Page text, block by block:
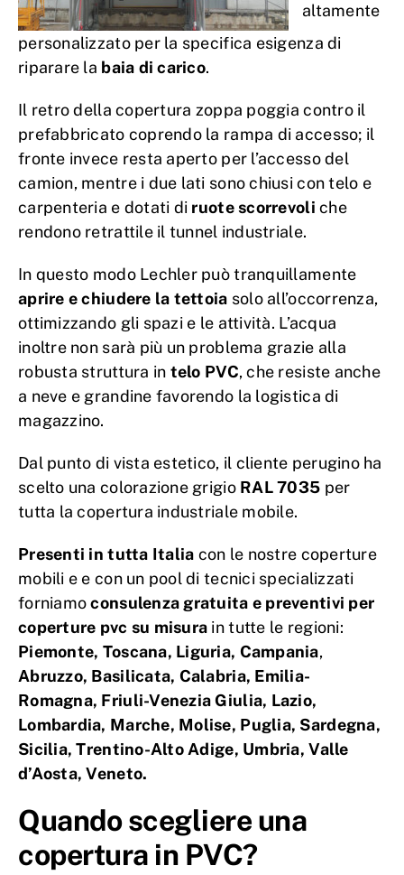
altamente
personalizzato per la specifica esigenza di
riparare la baia di carico.
Il retro della copertura zoppa poggia contro il
prefabbricato coprendo la rampa di accesso; il
fronte invece resta aperto per l’accesso del
camion, mentre i due lati sono chiusi con telo e
carpenteria e dotati di ruote scorrevoli che
rendono retrattile il tunnel industriale.
In questo modo Lechler può tranquillamente
aprire e chiudere la tettoia solo all’occorrenza,
ottimizzando gli spazi e le attività. L’acqua
inoltre non sarà più un problema grazie alla
robusta struttura in telo PVC, che resiste anche
a neve e grandine favorendo la logistica di
magazzino.
Dal punto di vista estetico, il cliente perugino ha
scelto una colorazione grigio RAL 7035 per
tutta la copertura industriale mobile.
Presenti in tutta Italia con le nostre coperture
mobili e e con un pool di tecnici specializzati
forniamoconsulenza gratuita e preventivi per
coperture pvc su misura in tutte le regioni:
Piemonte, Toscana, Liguria, Campania,
Abruzzo, Basilicata, Calabria, Emilia-
Romagna, Friuli-Venezia Giulia, Lazio,
Lombardia, Marche, Molise, Puglia, Sardegna,
Sicilia, Trentino-Alto Adige, Umbria, Valle
d’Aosta, Veneto.
Quando scegliere una
copertura in PVC?